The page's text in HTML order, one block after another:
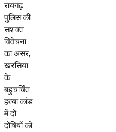
रायगढ़
पुलिस की
सशक्त
विवेचना
का असर,
खरसिया
के
बहुचर्चित
हत्या कांड
में दो
दोषियों को